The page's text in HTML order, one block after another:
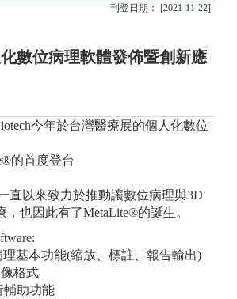
刊登日期： [2021-11-22]
數位病理軟體發佈暨創新應
今年於台灣醫療展的個人化數位
的首度登台
直以來致力於推動讓數位病理與3D
，也因此有了MetaLite®的誕生。
理基本功能(縮放、標註、報告輸出)
格式
輔助功能